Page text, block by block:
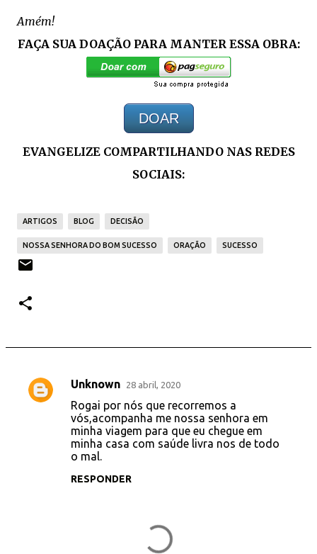
Amém!
FAÇA SUA DOAÇÃO PARA MANTER ESSA OBRA:
DOAR
EVANGELIZE COMPARTILHANDO NAS REDES
SOCIAIS:
ARTIGOS BLOG DECISÃO
NOSSA SENHORA DO BOM SUCESSO ORAÇÃO SUCESSO
C
Unknown 28 abril, 2020
Rogai por nós que recorremos a
vós,acompanha me nossa senhora em
minha viagem para que eu chegue em
minha casa com saúde livra nos de todo
o mal.
RESPONDER